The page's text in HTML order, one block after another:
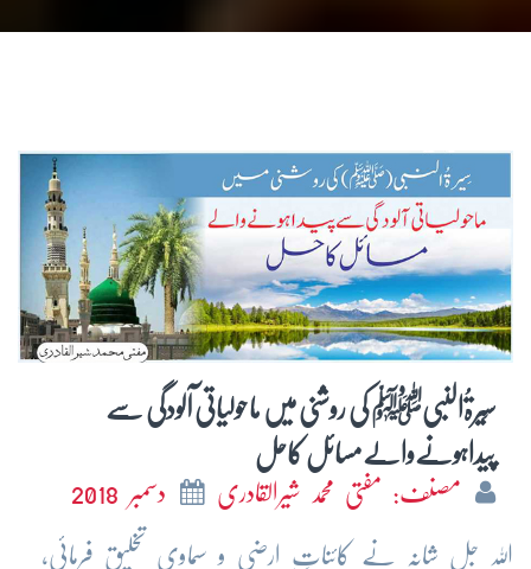
سِیرۃُالنبیﷺ کی روشنی میں ماحولیاتی آلودگی سے
پیداہونےوالےمسائل کاحل
مصنف: مفتی محمد شیرالقادری دسمبر 2018
اللہ جل شانہ نے کائناتِ ارضی و سماوی تخلیق فرمائی،